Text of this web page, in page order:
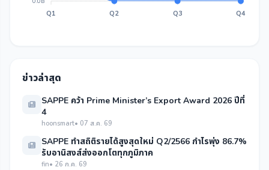
Q1 Q2 Q3 Q4
ข่าวล่าสุด
SAPPE คว้า Prime Minister’s Export Award 2026 ปีที่
4
hoonsmart• 07 ส.ค. 69
SAPPE ทำสถิติรายได้สูงสุดใหม่ Q2/2566 กำไรพุ่ง 86.7%
รับอานิสงส์ส่งออกโตทุกภูมิภาค
fin• 26 ก.ค. 69